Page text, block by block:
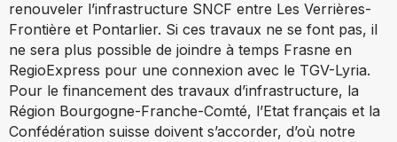
renouveler l’infrastructure SNCF entre Les Verrières-
Frontière et Pontarlier. Si ces travaux ne se font pas, il
ne sera plus possible de joindre à temps Frasne en
RegioExpress pour une connexion avec le TGV-Lyria.
Pour le financement des travaux d’infrastructure, la
Région Bourgogne-Franche-Comté, l’Etat français et la
Confédération suisse doivent s’accorder, d’où notre